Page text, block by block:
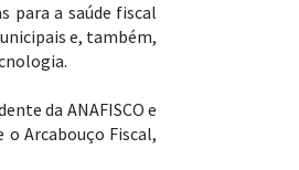
para a saúde fiscal
e, também,
da ANAFISCO e
Arcabouço Fiscal,